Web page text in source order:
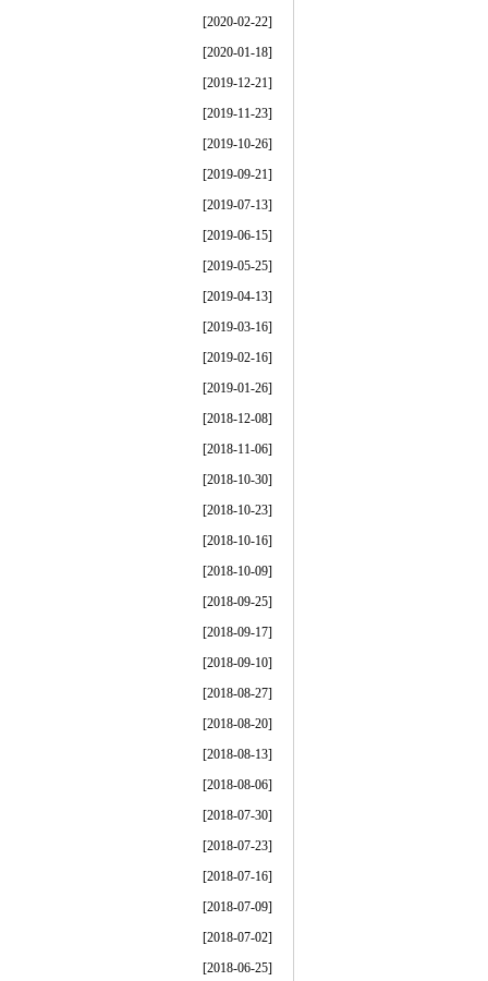
[2020-02-22]
[2020-01-18]
[2019-12-21]
[2019-11-23]
[2019-10-26]
[2019-09-21]
[2019-07-13]
[2019-06-15]
[2019-05-25]
[2019-04-13]
[2019-03-16]
[2019-02-16]
[2019-01-26]
[2018-12-08]
[2018-11-06]
[2018-10-30]
[2018-10-23]
[2018-10-16]
[2018-10-09]
[2018-09-25]
[2018-09-17]
[2018-09-10]
[2018-08-27]
[2018-08-20]
[2018-08-13]
[2018-08-06]
[2018-07-30]
[2018-07-23]
[2018-07-16]
[2018-07-09]
[2018-07-02]
[2018-06-25]